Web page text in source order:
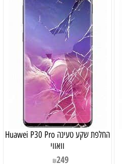
‏החלפת שקע טעינה Huawei P30 Pro
וואווי
₪249